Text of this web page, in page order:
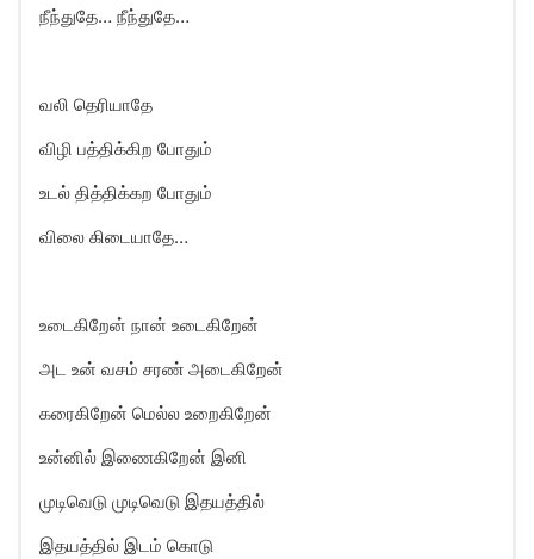
நீந்துதே… நீந்துதே…
வலி தெரியாதே
விழி பத்திக்கிற போதும்
உடல் தித்திக்கற போதும்
விலை கிடையாதே…
உடைகிறேன் நான் உடைகிறேன்
அட உன் வசம் சரண் அடைகிறேன்
கரைகிறேன் மெல்ல உறைகிறேன்
உன்னில் இணைகிறேன் இனி
முடிவெடு முடிவெடு இதயத்தில்
இதயத்தில் இடம் கொடு